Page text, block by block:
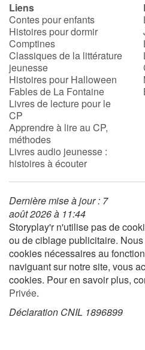
Écoles
Médiathèques
Vidéos & Tutoriaux
Blog
Actualités
Rencontres et témoignages
Contes d'ici et d'ailleurs
Autour de la lecture
Apprendre à lire
Livre audio
Liens
Contes pour enfants
Histoires pour dormir
Comptines
Classiques de la littérature
jeunesse
Histoires pour Halloween
Fables de La Fontaine
Livres de lecture pour le
CP
Apprendre à lire au CP,
méthodes
Livres audio jeunesse :
histoires à écouter
Dernière mise à jour : 7
août 2026 à 11:44
Storyplay'r n'utilise pas de
ou de ciblage publicitaire.
cookies nécessaires au
naviguant sur notre site, vous
cookies. Pour en savoir plus,
Privée.
Déclaration CNIL 1896899